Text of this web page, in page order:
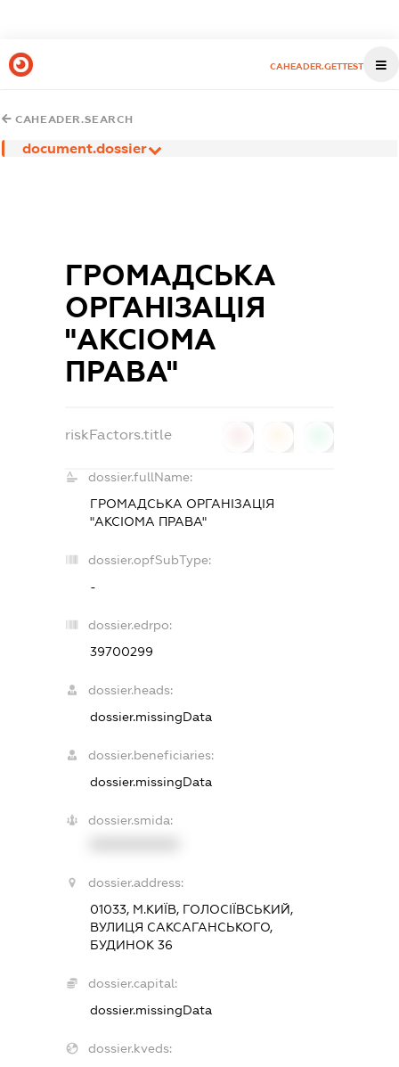
CAHEADER.GETTEST
CAHEADER.SEARCH
document.dossier
ГРОМАДСЬКА
ОРГАНІЗАЦІЯ
"АКСІОМА
ПРАВА"
riskFactors.title
dossier.fullName:
ГРОМАДСЬКА ОРГАНІЗАЦІЯ
"АКСІОМА ПРАВА"
dossier.opfSubType:
-
dossier.edrpo:
39700299
dossier.heads:
dossier.missingData
dossier.beneficiaries:
dossier.missingData
dossier.smida:
dossier.address:
01033, М.КИЇВ, ГОЛОСІЇВСЬКИЙ,
ВУЛИЦЯ САКСАГАНСЬКОГО,
БУДИНОК 36
dossier.capital:
dossier.missingData
dossier.kveds: